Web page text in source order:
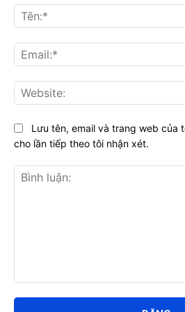
Lưu tên, email và trang web của
cho lần tiếp theo tôi nhận xét.